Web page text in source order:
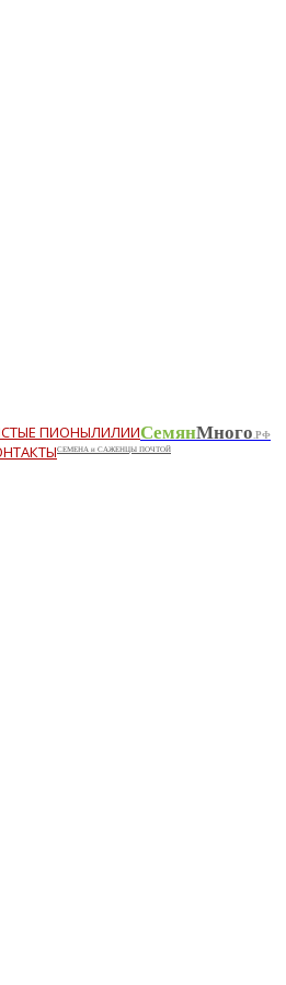
ПИОНЫЛИЛИИСемянМного.РФ
СЕМЕНА и САЖЕНЦЫ ПОЧТОЙ